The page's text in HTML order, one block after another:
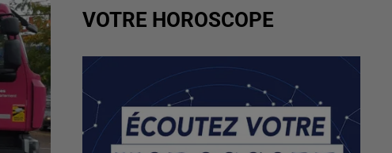
VOTRE HOROSCOPE